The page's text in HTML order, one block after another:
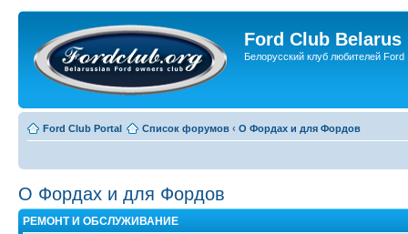
Ford Club Belarus
Белорусский клуб любителей Ford
Ford Club Portal Список форумов ‹ О Фордах и для Фордов
О Фордах и для Фордов
РЕМОНТ И ОБСЛУЖИВАНИЕ